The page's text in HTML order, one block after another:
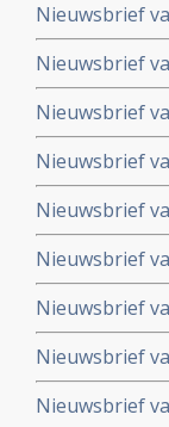
Nieuwsbrief
Nieuwsbrief
Nieuwsbrief
Nieuwsbrief
Nieuwsbrief
Nieuwsbrief
Nieuwsbrief
Nieuwsbrief
Nieuwsbrief